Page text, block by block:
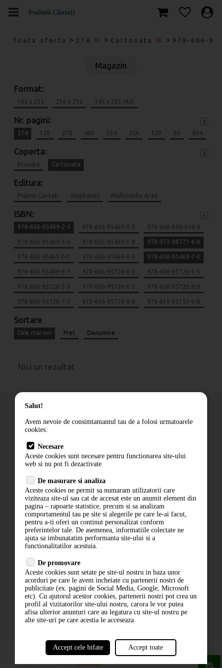
Toata oferta > 274 > Cartonata > 978-606-
Magazin
Format:
165 x 235 210 x 210 145 x 205 (A5)
Nr. pagini:
274 120 270 400 334 256 120 80 664
Coperta:
Brosata Cartonata
Editura:
Psalmii Cantati Stephanus Multimedia Arad
ISBN:
978-606-95469-2-5 978-606-95469-3-2 978-606-698-054-8
978-606-95469-5-6 978-606-95469-1-8 978-973-88771-6-0
978-606-95469-0-1 978-606-95469-6-3 978-606-95469-7-0
978-606-95469-8-7 978-606-95726-0-3 978-606-95726-1-0
978-606-95726-5-8 978-606-95726-6-5 978-606-95726-8-9
978-606-95726-7-2 978-606-95726-9-6 978-630-95153-0-8
Sortare
Cele mai noi Pret Denumire
Nici un rezultat
Cum comand
Livrare
Contact
Politica de confidentialitate
ANPC
ABONARE LA NEWSLETTER
ABONARE
Salut!
Avem nevoie de consimtamantul tau de a folosi urmatoarele
cookies:
Necesare
Aceste cookies sunt necesare pentru functionarea site-ului
web si nu pot fi dezactivate
De masurare si analiza
Aceste cookies ne permit sa numaram utilizatorii care
viziteaza site-ul sau cat de accesat este un anumit element din
pagina – rapoarte statistice, precum si sa analizam
comportamentul tau pe site si alegerile pe care le-ai facut,
pentru a-ti oferi un continut personalizat conform
preferintelor tale. De asemenea, informatiile colectate ne
ajuta sa imbunatatim performanta site-ului si a
functionalitatilor acestuia.
De promovare
Aceste cookies sunt setate pe site-ul nostru in baza unor
acorduri pe care le avem incheiate cu partenerii nostri de
publicitate (ex. pagini de Social Media, Google, Microsoft
etc). Cu ajutorul acestor cookies, partenerii nostri pot crea un
profil al vizitatorilor site-ului nostru, carora le vor putea
afisa ulterior anunturi care au legatura cu site-ul nostru pe
alte site-uri pe care acestia le acceseaza.
Accept cele bifate Accept toate